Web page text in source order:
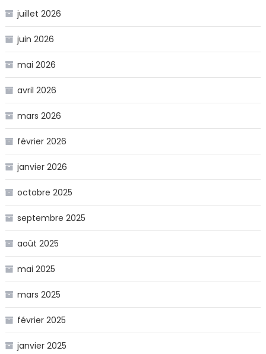
juillet 2026
juin 2026
mai 2026
avril 2026
mars 2026
février 2026
janvier 2026
octobre 2025
septembre 2025
août 2025
mai 2025
mars 2025
février 2025
janvier 2025